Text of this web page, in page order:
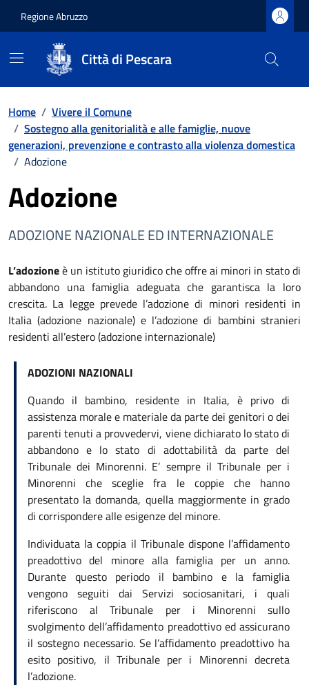
Regione Abruzzo
Città di Pescara
Home / Vivere il Comune
/ Sostegno alla genitorialità e alle famiglie, nuove
generazioni, prevenzione e contrasto alla violenza domestica
/ Adozione
Adozione
ADOZIONE NAZIONALE ED INTERNAZIONALE
L’adozioneè un istituto giuridico che offre ai minori in stato di
abbandono una famiglia adeguata che garantisca la loro
crescita. La legge prevede l’adozione di minori residenti in
Italia (adozione nazionale) e l’adozione di bambini stranieri
residenti all’estero (adozione internazionale)
ADOZIONI NAZIONALI
Quando il bambino, residente in Italia, è privo di
assistenza morale e materiale da parte dei genitori o dei
parenti tenuti a provvedervi, viene dichiarato lo stato di
abbandono e lo stato di adottabilità da parte del
Tribunale dei Minorenni. E’ sempre il Tribunale per i
Minorenni che sceglie fra le coppie che hanno
presentato la domanda, quella maggiormente in grado
di corrispondere alle esigenze del minore.
Individuata la coppia il Tribunale dispone l’affidamento
preadottivo del minore alla famiglia per un anno.
Durante questo periodo il bambino e la famiglia
vengono seguiti dai Servizi sociosanitari, i quali
riferiscono al Tribunale per i Minorenni sullo
svolgimento dell’affidamento preadottivo ed assicurano
il sostegno necessario. Se l’affidamento preadottivo ha
esito positivo, il Tribunale per i Minorenni decreta
l’adozione.